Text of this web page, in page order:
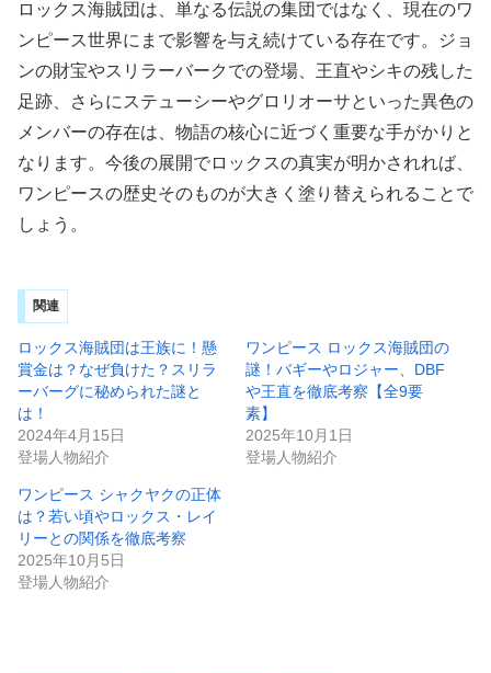
ロックス海賊団は、単なる伝説の集団ではなく、現在のワ
ンピース世界にまで影響を与え続けている存在です。ジョ
ンの財宝やスリラーバークでの登場、王直やシキの残した
足跡、さらにステューシーやグロリオーサといった異色の
メンバーの存在は、物語の核心に近づく重要な手がかりと
なります。今後の展開でロックスの真実が明かされれば、
ワンピースの歴史そのものが大きく塗り替えられることで
しょう。
関連
ロックス海賊団は王族に！懸
賞金は？なぜ負けた？スリラ
ーバーグに秘められた謎と
は！
2024年4月15日
登場人物紹介
ワンピース ロックス海賊団の
謎！バギーやロジャー、DBF
や王直を徹底考察【全9要
素】
2025年10月1日
登場人物紹介
ワンピース シャクヤクの正体
は？若い頃やロックス・レイ
リーとの関係を徹底考察
2025年10月5日
登場人物紹介